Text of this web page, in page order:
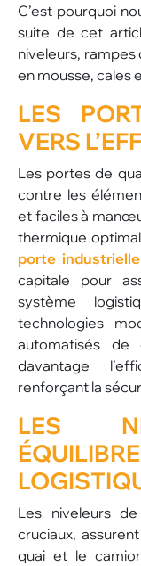
C’est pourquoi
suite de cet
niveleurs, rampes
en mousse, cales
LES
VERS
Les portes de
contre les
et faciles à
thermique
porte industrielle
capitale pour
système
technologies
automatisés de
davantage
renforçant la
LES
Les niveleurs
cruciaux,
quai et le